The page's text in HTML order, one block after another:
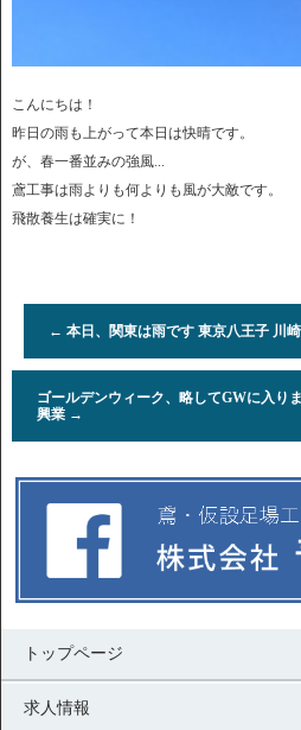
こんにちは！
昨日の雨も上がって本日は快晴です。
が、春一番並みの強風...
鳶工事は雨よりも何よりも風が大敵です。
飛散養生は確実に！
← 本日、関東は雨です 東京八王子 川
ゴールデンウィーク、略してGWに入り
興業 →
トップページ
求人情報